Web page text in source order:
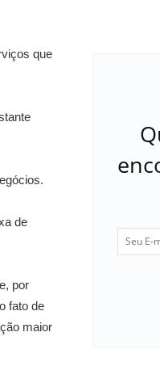
que
de
por
fato de
maior